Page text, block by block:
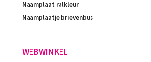
Naamplaat ralkleur
Naamplaatje brievenbus
WEBWINKEL